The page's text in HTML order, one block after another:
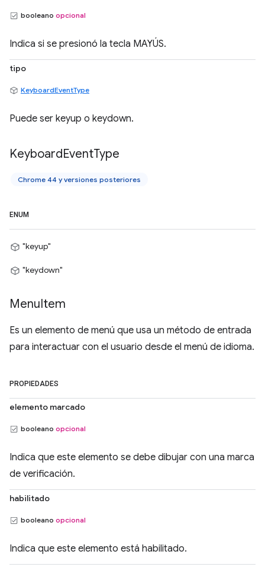
booleano opcional
Indica si se presionó la tecla MAYÚS.
tipo
KeyboardEventType
Puede ser keyup o keydown.
KeyboardEventType
Chrome 44 y versiones posteriores
ENUM
"keyup"
"keydown"
MenuItem
Es un elemento de menú que usa un método de entrada
para interactuar con el usuario desde el menú de idioma.
PROPIEDADES
elemento marcado
booleano opcional
Indica que este elemento se debe dibujar con una marca
de verificación.
habilitado
booleano opcional
Indica que este elemento está habilitado.